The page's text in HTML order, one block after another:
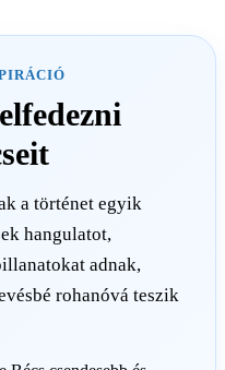
a történet egyik
hangulatot,
adnak,
rohanóvá teszik